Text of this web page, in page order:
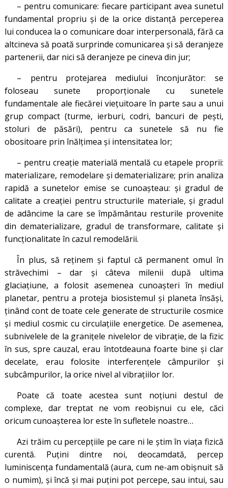
– pentru comunicare: fiecare participant avea sunetul
fundamental propriu şi de la orice distanţă perceperea
lui conducea la o comunicare doar interpersonală, fără ca
altcineva să poată surprinde comunicarea şi să deranjeze
partenerii, dar nici să deranjeze pe cineva din jur;
– pentru protejarea mediului înconjurător: se
foloseau sunete proporționale cu sunetele
fundamentale ale fiecărei viețuitoare în parte sau a unui
grup compact (turme, ierburi, codri, bancuri de pești,
stoluri de păsări), pentru ca sunetele să nu fie
obositoare prin înălțimea și intensitatea lor;
– pentru creaţie materială mentală cu etapele proprii:
materializare, remodelare şi dematerializare; prin analiza
rapidă a sunetelor emise se cunoaşteau: şi gradul de
calitate a creaţiei pentru structurile materiale, şi gradul
de adâncime la care se împământau resturile provenite
din dematerializare, gradul de transformare, calitate şi
funcţionalitate în cazul remodelării.
În plus, să reţinem şi faptul că permanent omul în
străvechimi – dar și câteva milenii după ultima
glaciațiune, a folosit asemenea cunoaşteri în mediul
planetar, pentru a proteja biosistemul și planeta însăși,
ţinând cont de toate cele generate de structurile cosmice
şi mediul cosmic cu circulaţiile energetice. De asemenea,
subnivelele de la graniţele nivelelor de vibraţie, de la fizic
în sus, spre cauzal, erau întotdeauna foarte bine şi clar
decelate, erau folosite interferenţele câmpurilor şi
subcâmpurilor, la orice nivel al vibraţiilor lor.
Poate că toate acestea sunt noţiuni destul de
complexe, dar treptat ne vom reobişnui cu ele, căci
oricum cunoaşterea lor este în sufletele noastre…
Azi trăim cu percepţiile pe care ni le ştim în viaţa fizică
curentă. Puţini dintre noi, deocamdată, percep
luminiscenţa fundamentală (aura, cum ne-am obişnuit să
o numim), şi încă şi mai puţini pot percepe, sau intui, sau